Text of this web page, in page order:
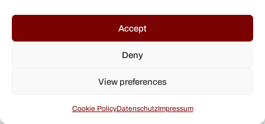
Accept
Deny
View preferences
Cookie PolicyDatenschutzImpressum
kann. Ich habe es schon mal gesagt, aber „Echt jetzt?“.
beantwortet. Und natürlich kommt wieder der
Standardsatz, den ich schon kenne: Die Schule und die